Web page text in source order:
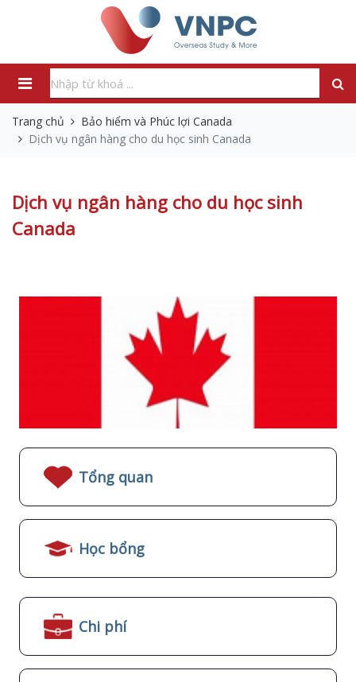
Trang chủ
Bảo hiểm và Phúc lợi Canada
Dịch vụ ngân hàng cho du học sinh Canada
Dịch vụ ngân hàng cho du học sinh
Canada
Tổng quan
Học bổng
Chi phí